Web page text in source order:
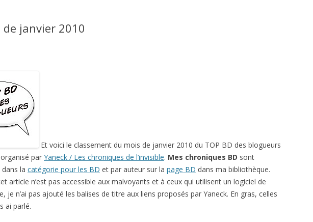
de janvier 2010
Et voici le classement du mois de janvier 2010 du TOP BD des blogueurs
par Yaneck / Les chroniques de l’invisible. Mes chroniques BD sont
la catégorie pour les BD et par auteur sur la page BD dans ma bibliothèque.
article n’est pas accessible aux malvoyants et à ceux qui utilisent un logiciel de
je n’ai pas ajouté les balises de titre aux liens proposés par Yaneck. En gras, celles
ai parlé.